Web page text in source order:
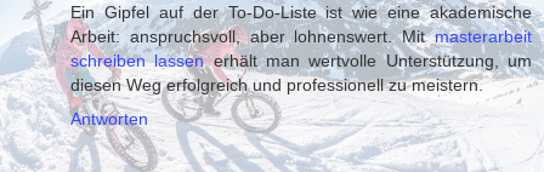
Ein Gipfel auf der To-Do-Liste ist wie eine akademische
Arbeit: anspruchsvoll, aber lohnenswert. Mitmasterarbeit
schreiben lassenerhält man wertvolle Unterstützung, um
diesen Weg erfolgreich und professionell zu meistern.
Antworten